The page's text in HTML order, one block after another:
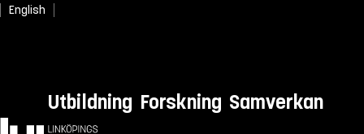
English
Utbildning Forskning Samverkan
Hem